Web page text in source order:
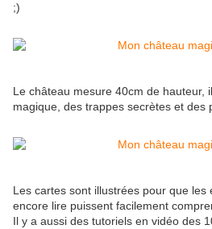
;)
Le château mesure 40cm de hauteur,
magique, des trappes secrètes et des
Les cartes sont illustrées pour que les
encore lire puissent facilement
Il y a aussi des tutoriels en vidéo des